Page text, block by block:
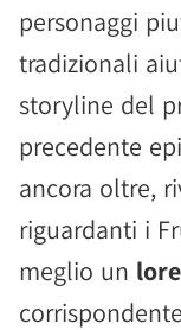
personaggi
tradizionali
storyline del
precedente
ancora oltre,
riguardanti i
meglio un lore